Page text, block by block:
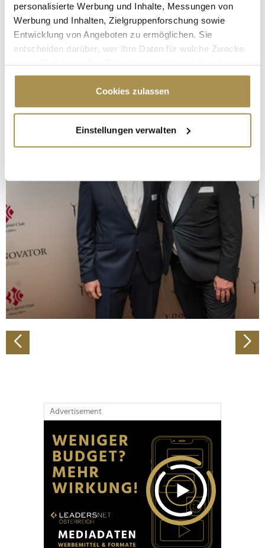
personalisierte Werbung und Inhalte, Messungen von
Werbung und Inhalten, Zielgruppenforschung sowie
Entwicklung von Angeboten zu ermöglichen. Sie
entscheiden darüber, wer Ihre Daten für welche Zwecke
Cookie-Erklärung oder durch Klicken auf das Privacy
Trigger Symbol ändern oder widerrufen
Informationen über Ihre geografische Lage
erfassen, welche bis auf einige Meter genau sein
bestimmten Merkmalen (Fingerprinting) identifizieren
Erfahren Sie mehr darüber, wie Ihre persönlichen Daten
verarbeitet werden, und legen Sie Ihre Präferenzen im
Abschnitt Einzelheiten
fest.
Wir verwenden Cookies, um Inhalte und Anzeigen zu
personalisieren, Funktionen für soziale Medien anbieten
zu können und die Zugriffe auf unsere Website zu
analysieren. Außerdem geben wir Informationen zu Ihrer
Verwendung unserer Website an unsere Partner für
soziale Medien, Werbung und Analysen weiter. Unsere
Partner führen diese Informationen möglicherweise mit
Cookies zulassen
Einstellungen verwalten
Advertisement